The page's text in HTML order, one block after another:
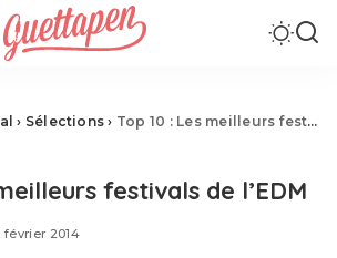
› Sélections › Top 10 : Les meilleurs festivals de l’EDM
festivals de l’EDM
février 2014